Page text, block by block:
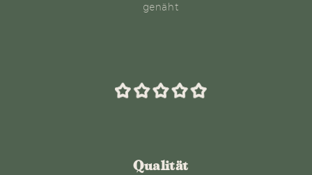
genäht
Qualität